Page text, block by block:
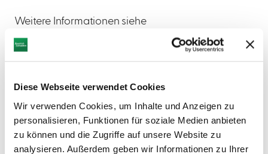
Diese Webseite verwendet Cookies
Wir verwenden Cookies, um Inhalte und Anzeigen zu
personalisieren, Funktionen für soziale Medien anbieten
zu können und die Zugriffe auf unsere Website zu
analysieren. Außerdem geben wir Informationen zu Ihrer
Weitere Informationen siehe
Bayerische Staatsforsten
AUF DER KARTE ANZEIGEN